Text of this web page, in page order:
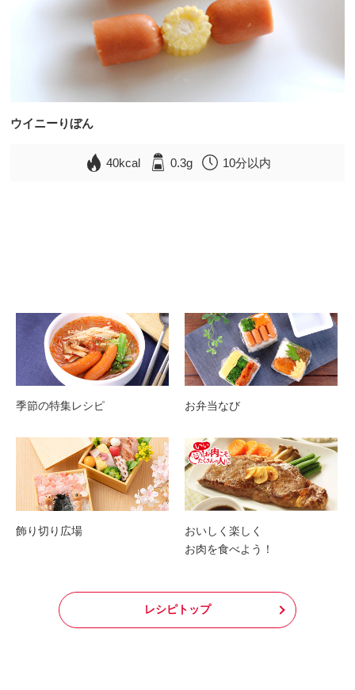
ウイニーりぼん
40kcal 0.3g 10分以内
季節の特集レシピ お弁当なび
飾り切り広場
おいしく楽しく
お肉を食べよう！
レシピトップ